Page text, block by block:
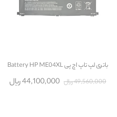
باتری لپ تاپ اچ پی Battery HP ME04XL
49,560,000 ریال
44,100,000 ریال